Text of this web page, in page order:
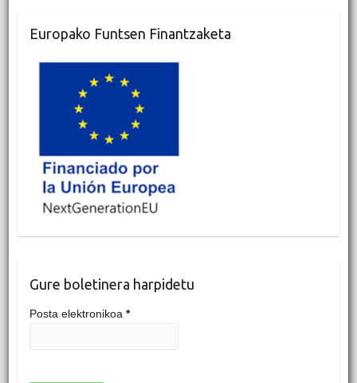
Europako Funtsen Finantzaketa
Gure boletinera harpidetu
Posta elektronikoa *